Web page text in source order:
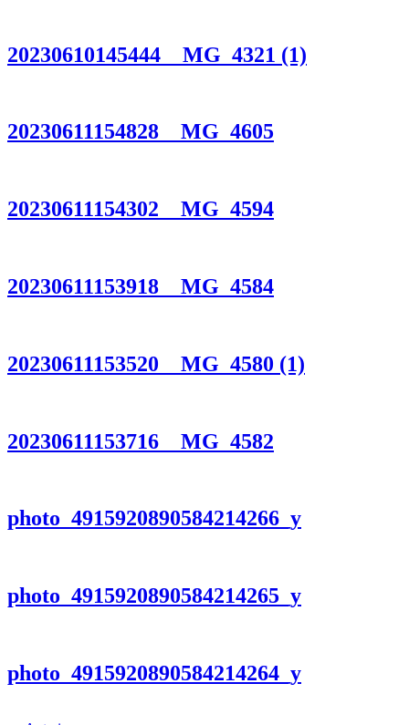
20230610145444__MG_4321 (1)
20230611154828__MG_4605
20230611154302__MG_4594
20230611153918__MG_4584
20230611153520__MG_4580 (1)
20230611153716__MG_4582
photo_4915920890584214266_y
photo_4915920890584214265_y
photo_4915920890584214264_y